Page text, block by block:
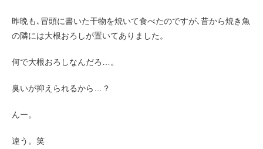
昨晩も､冒頭に書いた干物を焼いて食べたのですが､昔から焼き魚
の隣には大根おろしが置いてありました。
何で大根おろしなんだろ…。
臭いが抑えられるから…？
んー。
違う。笑